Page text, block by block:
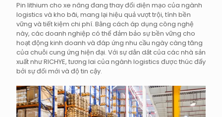
Pin lithium cho xe nâng đang thay đổi diện mạo của ngành
logistics và kho bãi, mang lại hiệu quả vượt trội, tính bền
vững và tiết kiệm chi phí. Bằng cách áp dụng công nghệ
này, các doanh nghiệp có thể đảm bảo sự bền vững cho
hoạt động kinh doanh và đáp ứng nhu cầu ngày càng tăng
của chuỗi cung ứng hiện đại. Với sự dẫn dắt của các nhà sản
xuất như RICHYE, tương lai của ngành logistics được thúc đẩy
bởi sự đổi mới và độ tin cậy.